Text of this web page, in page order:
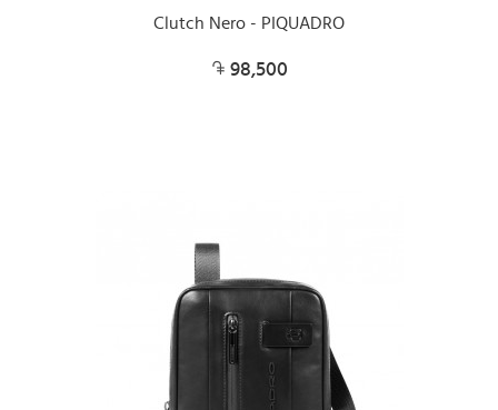
Clutch Nero - PIQUADRO
98,500